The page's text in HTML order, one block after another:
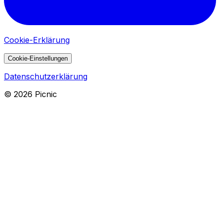
Cookie-Erklärung
Cookie-Einstellungen
Datenschutzerklärung
© 2026 Picnic